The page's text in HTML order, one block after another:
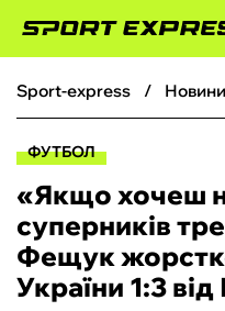
ФУТБОЛ
БОКС
ХОКЕЙ
sport-express
ФУТБОЛ
«Якщо хочеш
суперників
Фещук
України 1:3